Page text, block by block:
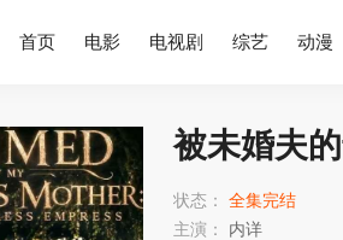
首页 电影 电视剧 综艺 动漫
被未婚夫
状态：
全集完结
主演：
内详